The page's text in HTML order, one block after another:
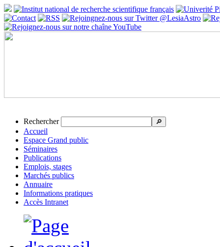
Rechercher 🔎
Accueil
Espace Grand public
Séminaires
Publications
Emplois, stages
Marchés publics
Annuaire
Informations pratiques
Accès Intranet